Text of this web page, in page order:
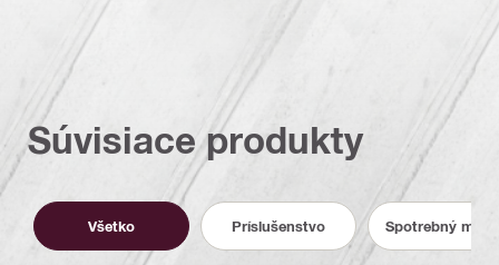
Súvisiace produkty
Všetko Príslušenstvo Spotrebný